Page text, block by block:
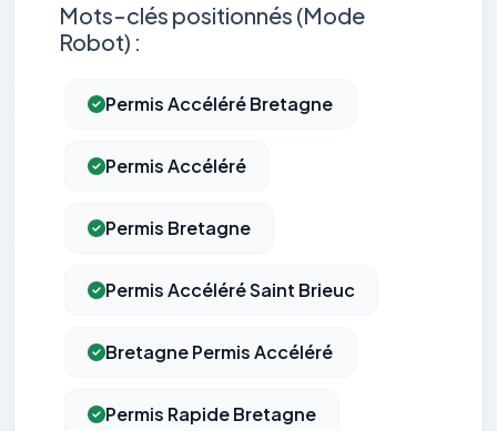
Mots-clés positionnés (Mode
Robot) :
Permis Accéléré Bretagne
Permis Accéléré
Permis Bretagne
Permis Accéléré Saint Brieuc
Bretagne Permis Accéléré
Permis Rapide Bretagne